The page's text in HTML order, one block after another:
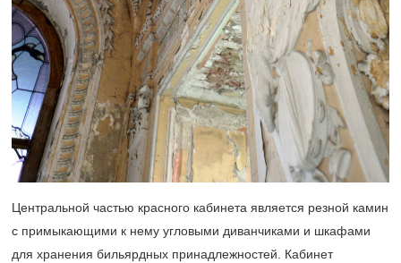
Центральной частью красного кабинета является резной камин
с примыкающими к нему угловыми диванчиками и шкафами
для хранения бильярдных принадлежностей. Кабинет